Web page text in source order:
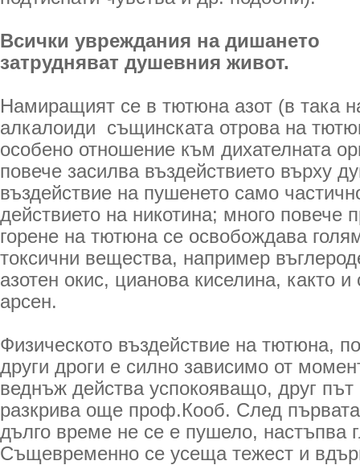
Всички увреждания на дишането
затрудняват душевния живот.
Намиращият се в тютюна азот (в така
алкалоиди ­ същинската отрова на
особено отношение към дихателната
повече засилва въздействието върху
въздействие на пушенето само
действието на никотина; много повече
горене на тютюна се освобождава
токсични вещества, например
азотен окис, цианова киселина, както
арсен.
Физическото въздействие на тютюна,
други дроги е силно зависимо от
веднъж действа успокояващо, друг
разкрива още проф.Кооб. След първата
дълго време не се е пушело, настъпва
Същевременно се усеща тежест и